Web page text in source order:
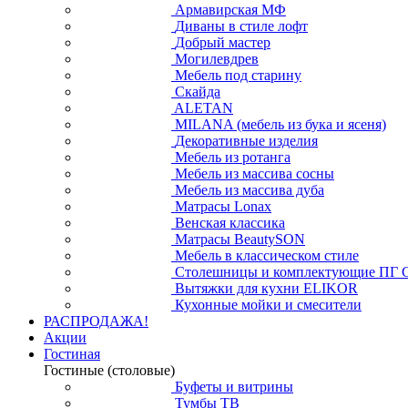
Армавирская МФ
Диваны в стиле лофт
Добрый мастер
Могилевдрев
Мебель под старину
Скайда
ALETAN
MILANA (мебель из бука и ясеня)
Декоративные изделия
Мебель из ротанга
Мебель из массива сосны
Мебель из массива дуба
Матрасы Lonax
Венская классика
Матрасы BeautySON
Мебель в классическом стиле
Столешницы и комплектующие ПГ
Вытяжки для кухни ELIKOR
Кухонные мойки и смесители
РАСПРОДАЖА!
Акции
Гостиная
Гостиные (столовые)
Буфеты и витрины
Тумбы ТВ